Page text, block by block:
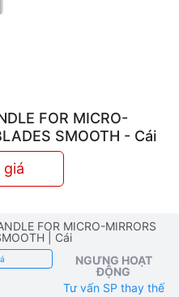
FOR MICRO-
SMOOTH - Cái
FOR MICRO-MIRRORS
| Cái
NGƯNG HOẠT
ĐỘNG
Tư vấn SP thay thế